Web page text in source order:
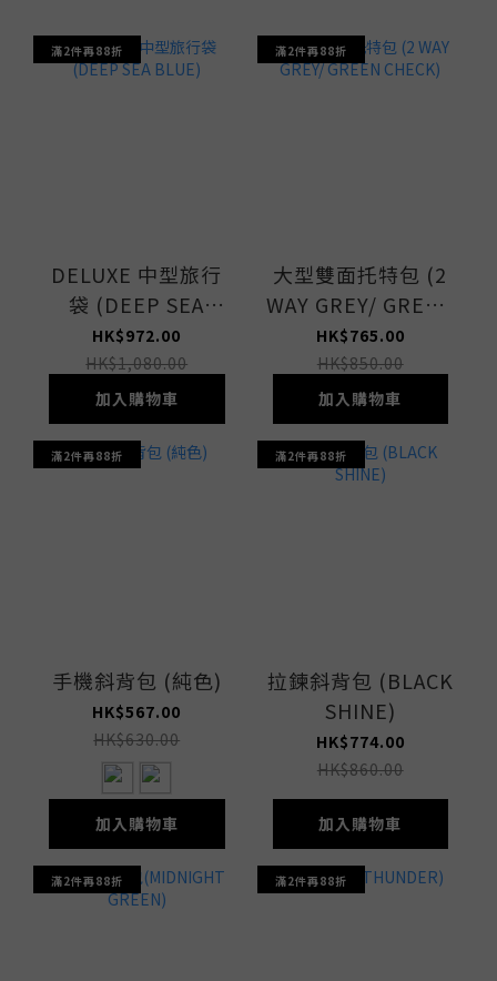
滿2件再88折
DELUXE 中型旅行
袋 (DEEP SEA
BLUE)
HK$972.00
HK$1,080.00
加入購物車
滿2件再88折
大型雙面托特包 (2
WAY GREY/ GREEN
CHECK)
HK$765.00
HK$850.00
加入購物車
滿2件再88折
手機斜背包 (純色)
HK$567.00
HK$630.00
加入購物車
滿2件再88折
拉鍊斜背包 (BLACK
SHINE)
HK$774.00
HK$860.00
加入購物車
滿2件再88折 滿2件再88折